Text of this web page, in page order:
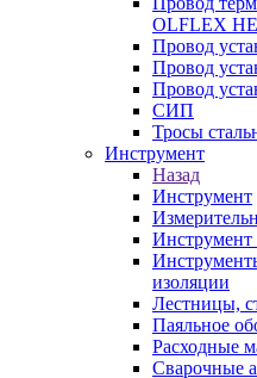
OLFLEX
Провод
Провод
Провод
СИП
Тросы
Инструмент
Назад
Инструмент
Инструмент
изоляции
Лестницы,
Паяльное
Расходные
Сварочные